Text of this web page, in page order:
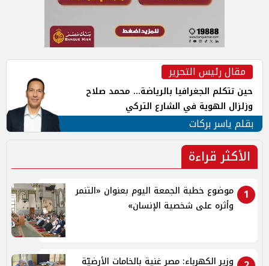
مقال رئيس التحرير
حين تتكلم الجغرافيا بالرياضة... محمد صلاح
وزلزال الهوية في الشارع التركي
بقلم ياسر بركات
الأكثر قراءة
1
موضوع خطبة الجمعة اليوم بعنوان «التنمر
وأثره على شخصية الإنسان»
وزير الكهرباء: مصر غنية بالخامات الأرضيّة